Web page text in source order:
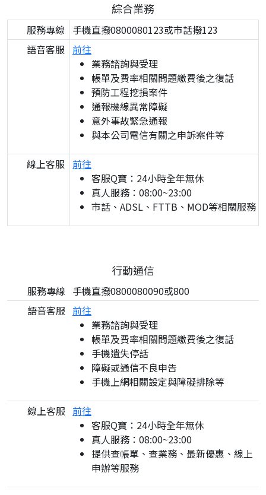
綜合業務
服務專線
手機直撥0800080123或市話撥123
語音客服 前往
業務諮詢與受理
帳單及費率相關問題繳費後之復話
預防工程挖損案件
通報機線異常障礙
意外事故緊急通報
與本公司電信有關之申訴案件等
線上客服 前往
客服Q寶：24小時全年無休
真人服務：08:00~23:00
市話、ADSL、FTTB、MOD等相關服務
行動通信
服務專線 手機直撥0800080090或800
語音客服 前往
業務諮詢與受理
帳單及費率相關問題繳費後之復話
手機遺失停話
障礙或通信不良申告
手機上網相關設定與障礙排除等
線上客服 前往
客服Q寶：24小時全年無休
真人服務：08:00~23:00
提供查帳單、查業務、最新優惠、線上
申辦等服務